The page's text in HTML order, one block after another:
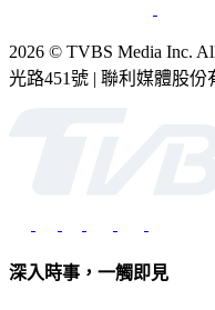
2026 © TVBS Media Inc.
光路451號 | 聯利媒體股份
深入時事，一觸即見